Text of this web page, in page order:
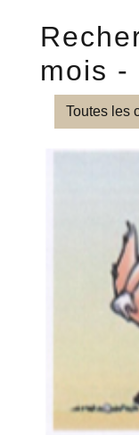
mois -
Toutes les